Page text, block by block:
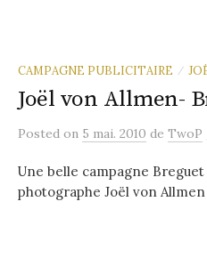
CAMPAGNE PUBLICITAIRE /
Joël von Allmen-
Posted on 5 mai. 2010 de TwoP
Une belle campagne
photographe Joël von Allmen